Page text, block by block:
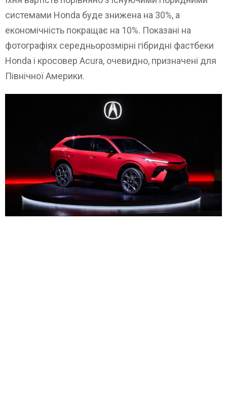
системами Honda буде знижена на 30%, а
економічність покращає на 10%. Показані на
фотографіях середньорозмірні гібридні фастбеки
Honda і кросовер Acura, очевидно, призначені для
Північної Америки.